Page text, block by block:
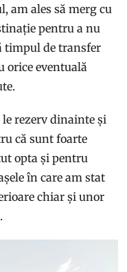
am ales să merg cu
pentru a nu
timpul de transfer
orice eventuală
le rezerv dinainte și
că sunt foarte
opta și pentru
în care am stat
chiar și unor